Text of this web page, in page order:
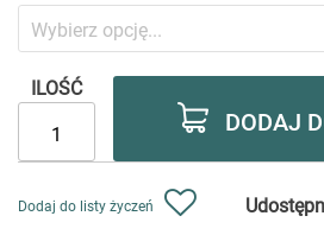
ILOŚĆ
DODAJ
Dodaj do listy życzeń